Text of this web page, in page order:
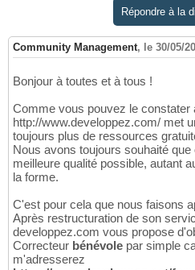
Répondre à la
Community Management, le 30/05/
Bonjour à toutes et à tous !
Comme vous pouvez le constater
http://www.developpez.com/ met
toujours plus de ressources
Nous avons toujours souhaité
meilleure qualité possible, autant
la forme.
C'est pour cela que nous faisons
Après restructuration de son
developpez.com vous propose
Correcteur bénévole par simple
m'adresserez